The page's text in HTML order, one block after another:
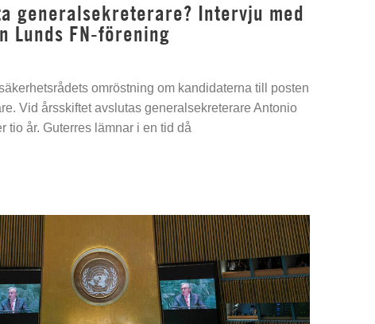
generalsekreterare? Intervju med
Lunds FN-förening
omröstning om kandidaterna till posten
Vid årsskiftet avslutas generalsekreterare Antonio
tio år. Guterres lämnar i en tid då